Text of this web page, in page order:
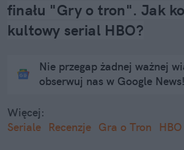
finału "Gry o tron". Jak
kultowy serial HBO?
Nie przegap żadnej ważnej
obserwuj nas w Google News!
Więcej:
Seriale
Recenzje Gra o Tron